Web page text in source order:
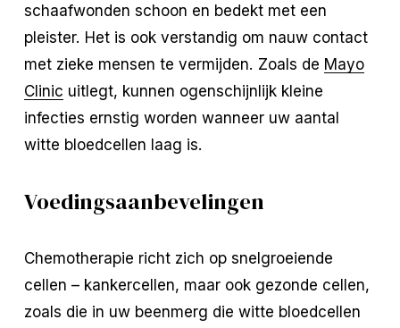
schaafwonden schoon en bedekt met een
pleister. Het is ook verstandig om nauw contact
met zieke mensen te vermijden. Zoals de Mayo
Clinic uitlegt, kunnen ogenschijnlijk kleine
infecties ernstig worden wanneer uw aantal
witte bloedcellen laag is.
Voedingsaanbevelingen
Chemotherapie richt zich op snelgroeiende
cellen – kankercellen, maar ook gezonde cellen,
zoals die in uw beenmerg die witte bloedcellen